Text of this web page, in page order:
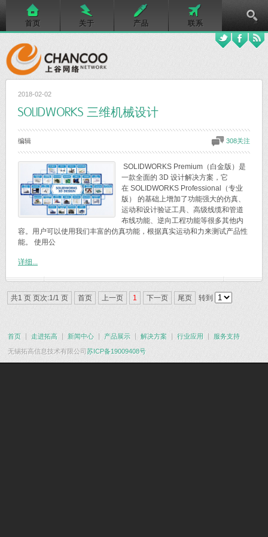
首页 关于 产品 联系
2018-02-02
SOLIDWORKS 三维机械设计
编辑 308关注
SOLIDWORKS Premium（白金版）是
一款全面的 3D 设计解决方案，它
在 SOLIDWORKS Professional（专业
版） 的基础上增加了功能强大的仿真、
运动和设计验证工具、高级线缆和管道
布线功能、逆向工程功能等很多其他内
容。用户可以使用我们丰富的仿真功能，根据真实运动和力来测试产品性
能。 使用公
详细...
共1 页 页次:1/1 页 首页 上一页 1 下一页 尾页 转到
首页 走进拓高 新闻中心 产品展示 解决方案 行业应用 服务支持
无锡拓高信息技术有限公司 苏ICP备19009408号